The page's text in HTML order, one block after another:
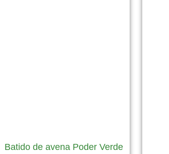
Batido de avena Poder Verde